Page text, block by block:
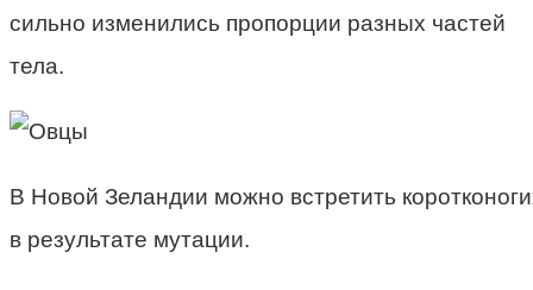
сильно изменились пропорции разных частей
тела.
В Новой Зеландии можно встретить
в результате мутации.